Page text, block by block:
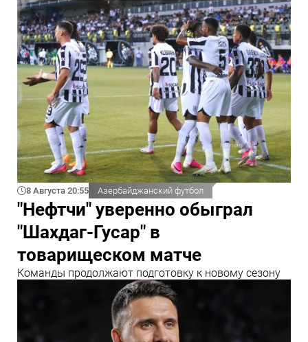
8 Августа 20:55 Азербайджанский футбол
"Нефтчи" уверенно обыграл
"Шахдаг-Гусар" в
товарищеском матче
Команды продолжают подготовку к новому сезону